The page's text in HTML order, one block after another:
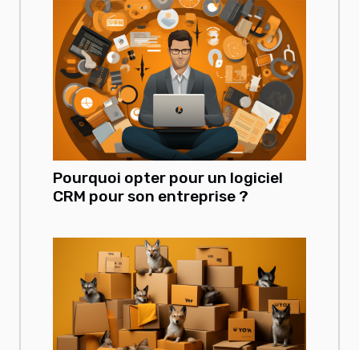
Pourquoi opter pour un logiciel
CRM pour son entreprise ?